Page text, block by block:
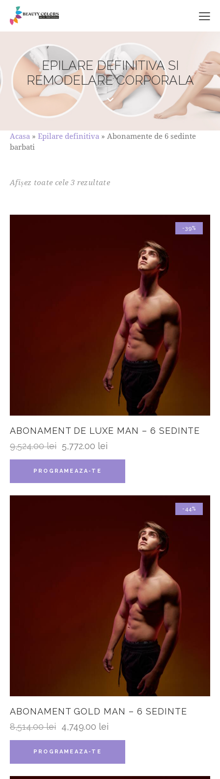
EPILARE DEFINITIVA SI
REMODELARE CORPORALA
Acasa » Epilare definitiva » Abonamente de 6 sedinte
barbati
Afișez toate cele 3 rezultate
-39%
ABONAMENT DE LUXE MAN – 6 SEDINTE
9,524.00lei 5,772.00 lei
PROGRAMEAZA-TE
-44%
ABONAMENT GOLD MAN – 6 SEDINTE
8,514.00lei 4,749.00 lei
PROGRAMEAZA-TE